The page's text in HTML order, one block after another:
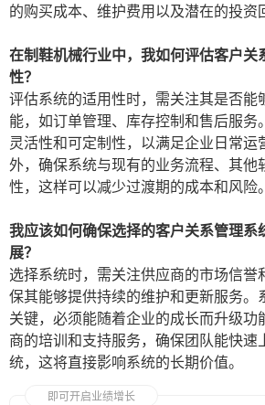
的购买成本、维护费用以及潜在的投资
在制鞋机械行业中，我如何评估客户关
性？
评估系统的适用性时，需关注其是否能
能，如订单管理、库存控制和售后服务
灵活性和可定制性，以满足企业日常运
外，确保系统与现有的业务流程、其他
性，这样可以减少过渡期的成本和风险。
我应该如何确保选择的客户关系管理系
展？
选择系统时，需关注供应商的市场信誉
保其能够提供持续的维护和更新服务。
关键，必须能随着企业的成长而升级功
商的培训和支持服务，确保团队能快速
统，这将直接影响系统的长期价值。
即可开启业绩增长